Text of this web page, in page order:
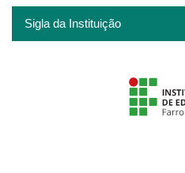
Sigla da Instituição